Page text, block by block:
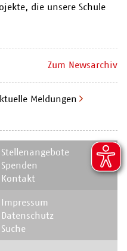
die unsere Schule
Zum Newsarchiv
Meldungen
Navigation
überspringen
Stellenangebote
Spenden
Kontakt
Navigation
überspringen
Impressum
Datenschutz
Suche